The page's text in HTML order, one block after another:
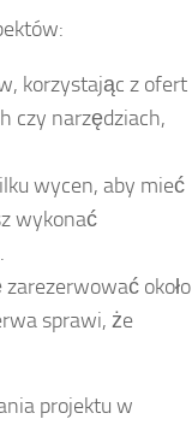
korzystając z ofert
czy narzędziach,
wycen, aby mieć
wykonać
około
sprawi, że
projektu w